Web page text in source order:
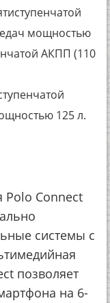
мощностью
АКПП (110
125 л.
Polo Connect
системы с
позволяет
на 6-